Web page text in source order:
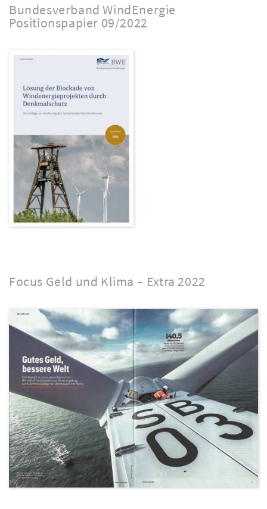
Bundesverband WindEnergie
Positionspapier 09/2022
Focus Geld und Klima – Extra 2022